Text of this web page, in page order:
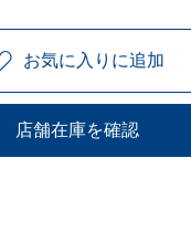
お気に入りに追加
店舗在庫を確認